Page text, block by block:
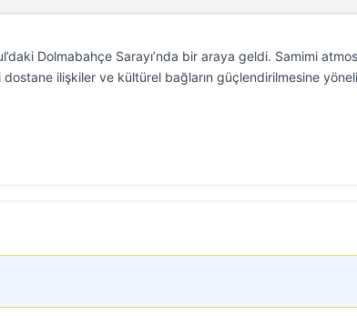
Dolmabahçe Sarayı’nda bir araya geldi. Samimi
ilişkiler ve kültürel bağların güçlendirilmesine